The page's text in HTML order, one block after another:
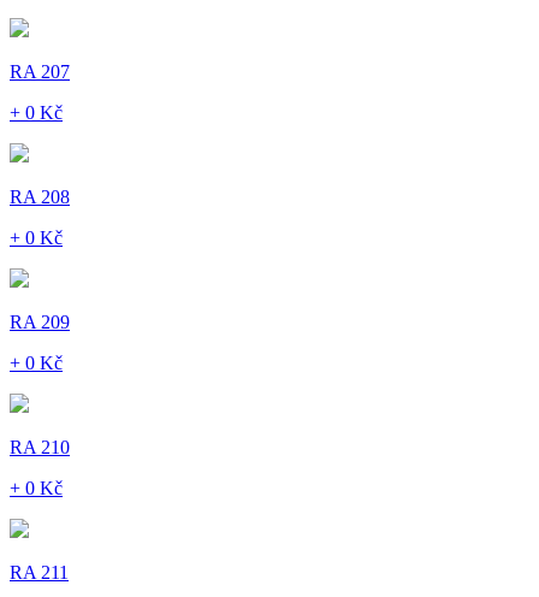
RA 207
+ 0 Kč
RA 208
+ 0 Kč
RA 209
+ 0 Kč
RA 210
+ 0 Kč
RA 211